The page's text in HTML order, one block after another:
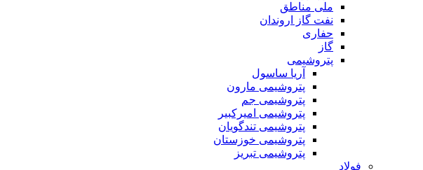
ملی مناطق
نفت گاز اروندان
حفاری
گاز
پتروشیمی
آریا ساسول
پتروشیمی مارون
پتروشیمی جم
پتروشیمی امیرکبیر
پتروشیمی تندگویان
پتروشیمی خوزستان
پتروشیمی تبریز
فولاد